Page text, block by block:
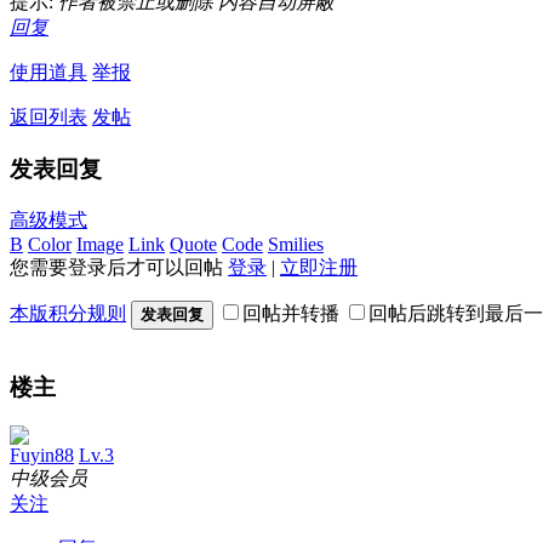
回复
使用道具 举报
返回列表 发帖
发表回复
高级模式
B Color Image Link Quote Code Smilies
您需要登录后才可以回帖 登录 | 立即注册
本版积分规则 发表回复 回帖并转播 回帖后跳转到最后
楼主
Fuyin88 Lv.3
中级会员
关注